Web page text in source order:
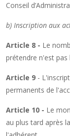
Conseil
b) Inscription aux
Article 8 - Le
prétendre n'est pas
Article 9 -
permanents de
Article 10 - Le
au plus tard après